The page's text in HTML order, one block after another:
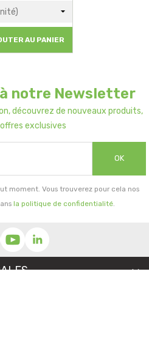
AU PANIER
notre Newsletter
découvrez de nouveaux produits,
exclusives
OK
moment. Vous trouverez pour cela nos
la politique de confidentialité.
